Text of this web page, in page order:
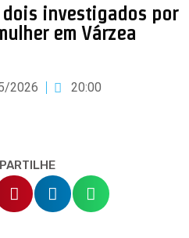
dois investigados por
em Várzea
2026 20:00